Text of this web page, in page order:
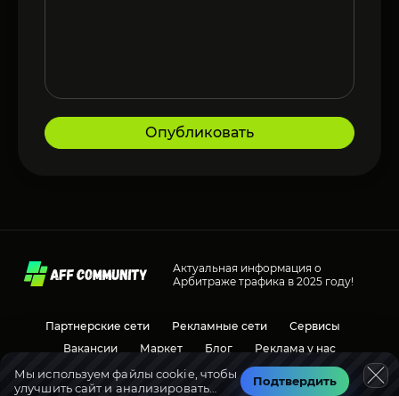
Опубликовать
Актуальная информация о
Арбитраже трафика в 2025 году!
Партнерские сети Рекламные сети
Сервисы
Вакансии
Маркет Блог Реклама у нас
Мы используем файлы cookie, чтобы
улучшить сайт и анализировать
Подтвердить